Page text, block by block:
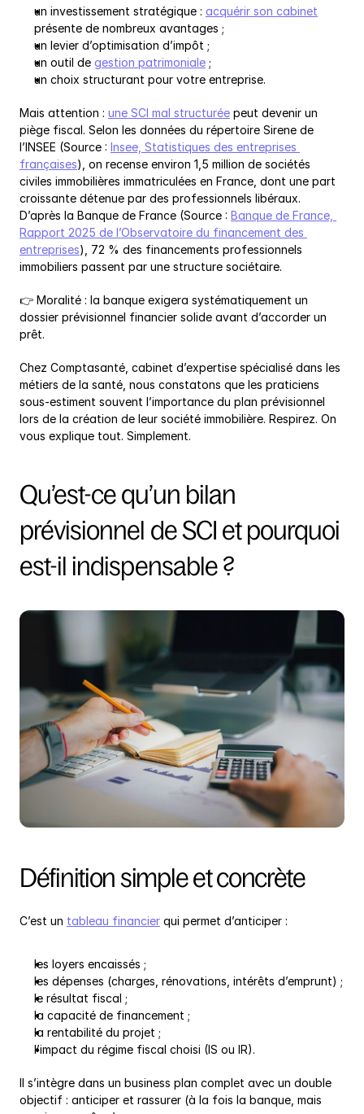
un investissement stratégique : acquérir son cabinet
présente de nombreux avantages ;
un levier d’optimisation d’impôt ;
un outil de gestion patrimoniale ;
un choix structurant pour votre entreprise.
Mais attention : une SCI mal structurée peut devenir un
piège fiscal. Selon les données du répertoire Sirene de
l’INSEE (Source : Insee, Statistiques des entreprises
françaises), on recense environ 1,5 million de sociétés
civiles immobilières immatriculées en France, dont une part
croissante détenue par des professionnels libéraux.
D’après la Banque de France (Source : Banque de France,
Rapport 2025 de l’Observatoire du financement des
entreprises), 72 % des financements professionnels
immobiliers passent par une structure sociétaire.
👉 Moralité : la banque exigera systématiquement un
dossier prévisionnel financier solide avant d’accorder un
prêt.
Chez Comptasanté, cabinet d’expertise spécialisé dans les
métiers de la santé, nous constatons que les praticiens
sous-estiment souvent l’importance du plan prévisionnel
lors de la création de leur société immobilière. Respirez. On
vous explique tout. Simplement.
Qu’est-ce qu’un bilan
prévisionnel de SCI et pourquoi
est-il indispensable ?
Définition simple et concrète
C’est un tableau financier qui permet d’anticiper :
les loyers encaissés ;
les dépenses (charges, rénovations, intérêts d’emprunt) ;
le résultat fiscal ;
la capacité de financement ;
la rentabilité du projet ;
l’impact du régime fiscal choisi (IS ou IR).
Il s’intègre dans un business plan complet avec un double
objectif : anticiper et rassurer (à la fois la banque, mais